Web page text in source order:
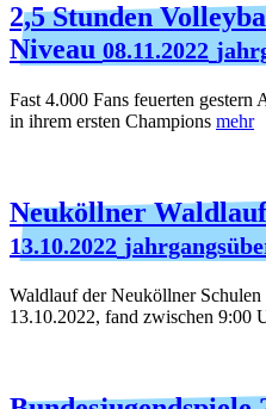
2,5 Stunden
Niveau 08.11.2022
Fast 4.000 Fans feuerten
in ihrem ersten Champions mehr
Neuköllner
13.10.2022
Waldlauf der Neuköllner
13.10.2022, fand zwischen 9:00